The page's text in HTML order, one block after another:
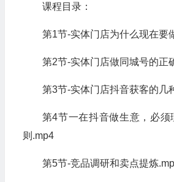
课程目录：
第1节-实体门店为什么现在要
第2节-实体门店做同城号的正
第3节-实体门店抖音获客的几
第4节一在抖音做生意，必须
则.mp4
第5节-竞品调研和卖点提炼